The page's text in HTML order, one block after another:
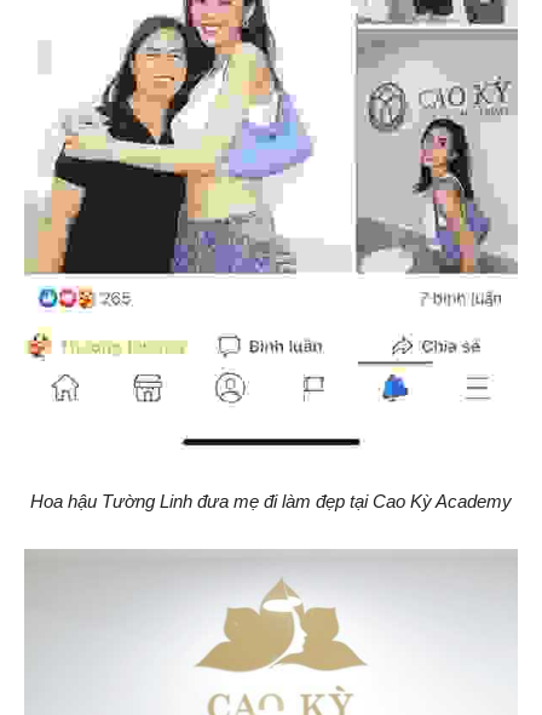
Hoa hậu Tường Linh đưa mẹ đi làm đẹp tại Cao Kỳ Academy